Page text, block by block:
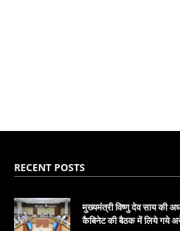
RECENT POSTS
मुख्यमंत्री विष्णु देव साय की
कैबिनेट की बैठक में लिये गये